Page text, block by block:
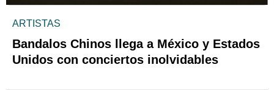
ARTISTAS
Bandalos Chinos llega a México y Estados
Unidos con conciertos inolvidables